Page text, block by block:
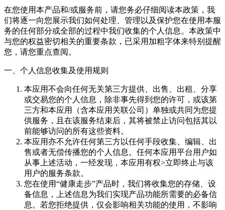
在您使用本产品和/或服务前，请您务必仔细阅读本政策，我
们将逐一向您展示我们如何处理、管理以及保护您在使用本服
务的任何部分或全部的过程中我们收集的个人信息。本政策中
与您的权益密切相关的重要条款，已采用加粗字体来特别提醒
您，请您重点查阅。
一、个人信息收集及使用规则
本应用不会向任何无关第三方提供、出售、出租、分享
或交易您的个人信息，除非事先得到您的许可，或该第
三方和本应用（含本应用关联公司）单独或共同为您提
供服务，且在该服务结束后，其将被禁止访问包括其以
前能够访问的所有这些资料。
本应用亦不允许任何第三方以任何手段收集、编辑、出
售或者无偿传播您的个人信息。任何本应用平台用户如
从事上述活动，一经发现，本应用有权>立即终止与该
用户的服务条款。
您在使用“健康走步”产品时，我们将收集您的存储、设
备信息，上述信息为我们实现产品功能所需要的必备信
息。若您拒绝提供，仅会影响相关功能的使用，不影响